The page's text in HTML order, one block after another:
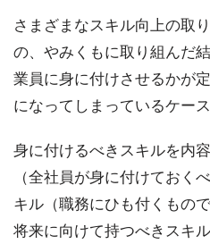
さまざまなスキル向上の取
の、やみくもに取り組んだ
業員に身に付けさせるかが
になってしまっているケー
身に付けるべきスキルを内
（全社員が身に付けておく
キル（職務にひも付くもの
将来に向けて持つべきスキ